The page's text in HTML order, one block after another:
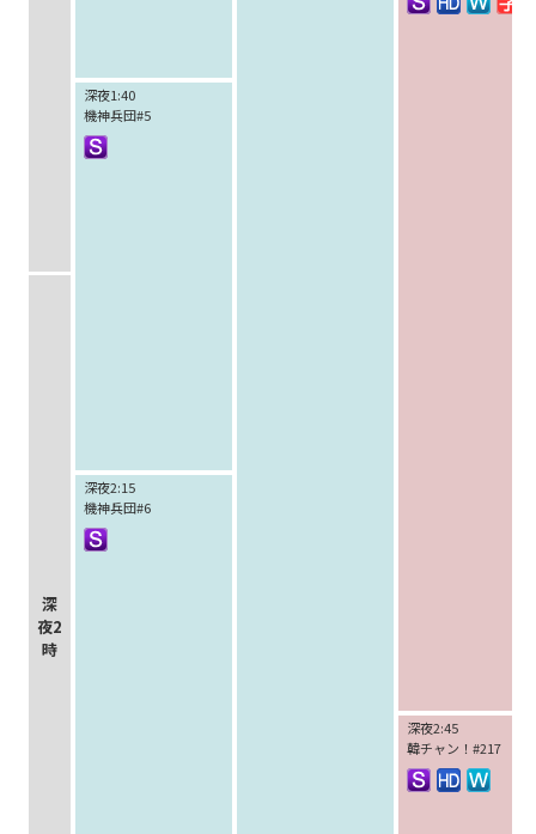
深夜1:40
機神兵団#5
深
夜2
時
深夜2:15
機神兵団#6
深夜2:45
韓チャン！#217